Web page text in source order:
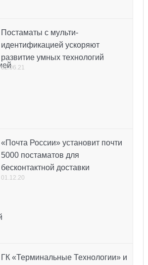
Постаматы с мульти-
идентификацией ускоряют
развитие умных технологий
02.06.21
«Почта России» установит почти
5000 постаматов для
бесконтактной доставки
01.12.20
ГК «Терминальные Технологии» и